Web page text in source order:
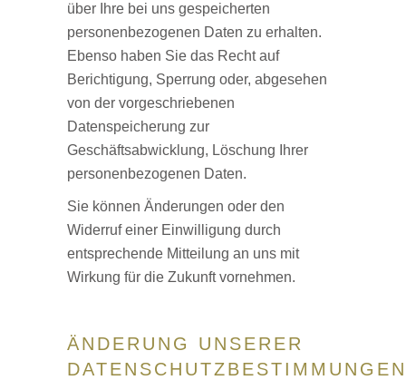
über Ihre bei uns gespeicherten
personenbezogenen Daten zu erhalten.
Ebenso haben Sie das Recht auf
Berichtigung, Sperrung oder, abgesehen
von der vorgeschriebenen
Datenspeicherung zur
Geschäftsabwicklung, Löschung Ihrer
personenbezogenen Daten.
Sie können Änderungen oder den
Widerruf einer Einwilligung durch
entsprechende Mitteilung an uns mit
Wirkung für die Zukunft vornehmen.
ÄNDERUNG UNSERER
DATENSCHUTZBESTIMMUNGEN